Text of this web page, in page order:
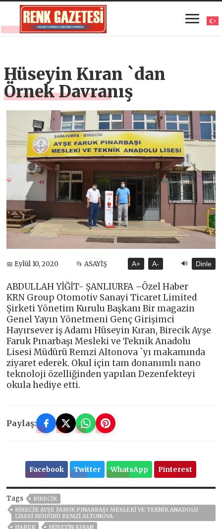
Hüseyin Kıran `dan
Örnek Davranış
📅 Eylül 10, 2020 📂 ASAYİŞ A+ A- 🔊 Dinle
ABDULLAH YİĞİT- ŞANLIURFA –Özel Haber
KRN Group Otomotiv Sanayi Ticaret Limited
Şirketi Yönetim Kurulu Başkanı Bir magazin
Genel Yayın Yönetmeni Genç Girişimci
Hayırsever iş Adamı Hüseyin Kıran, Birecik Ayşe
Faruk Pınarbaşı Mesleki ve Teknik Anadolu
Lisesi Müdürü Remzi Altonova `yı makamında
ziyaret ederek. Okul için tam donanımlı nano
teknoloji özelliğinden yapılan Dezenfekteyi
okula hediye etti.
Paylaş:
Facebook Twitter WhatsApp Pinterest
Tags
BİRECİK
BIRECIK AYŞE FARUK PINARBAŞI MESLEKI VE TEKNIK ANADOLU
LISESI MÜDÜRÜ REMZI ALTONOVA
HABER
HÜSEYIN KIRAN